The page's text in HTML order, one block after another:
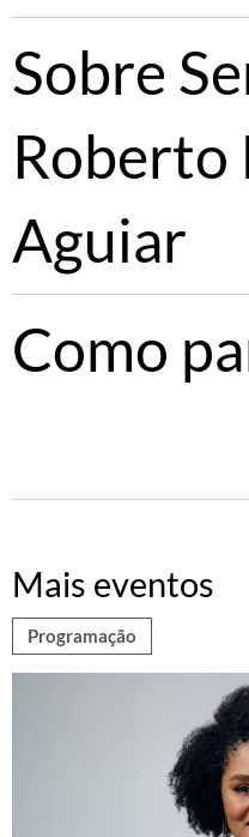
Sobre
Aguiar
Como
Mais eventos
Programação